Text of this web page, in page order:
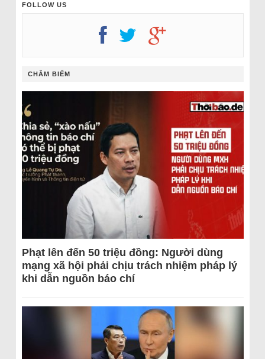
FOLLOW US
CHÂM BIẾM
Phạt lên đến 50 triệu đồng: Người dùng
mạng xã hội phải chịu trách nhiệm pháp lý
khi dẫn nguồn báo chí